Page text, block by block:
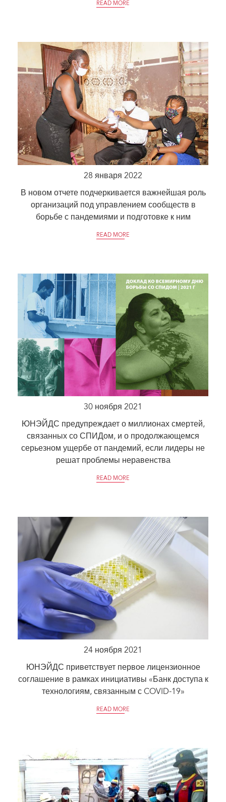
READ MORE
28 января 2022
В новом отчете подчеркивается важнейшая роль
организаций под управлением сообществ в
борьбе с пандемиями и подготовке к ним
READ MORE
30 ноября 2021
ЮНЭЙДС предупреждает о миллионах смертей,
связанных со СПИДом, и о продолжающемся
серьезном ущербе от пандемий, если лидеры не
решат проблемы неравенства
READ MORE
24 ноября 2021
ЮНЭЙДС приветствует первое лицензионное
соглашение в рамках инициативы «Банк доступа к
технологиям, связанным с COVID-19»
READ MORE